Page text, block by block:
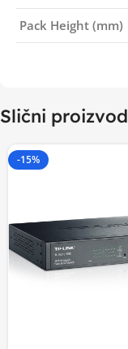
Pack Height (mm)
Slični
-15%